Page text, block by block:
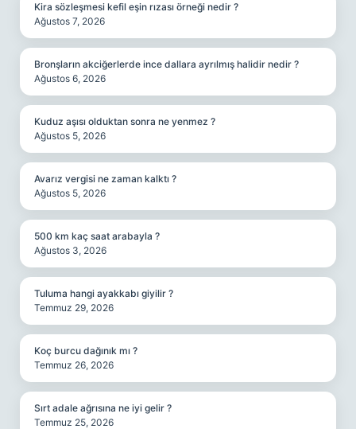
Kira sözleşmesi kefil eşin rızası örneği nedir ?
Ağustos 7, 2026
Bronşların akciğerlerde ince dallara ayrılmış halidir nedir ?
Ağustos 6, 2026
Kuduz aşısı olduktan sonra ne yenmez ?
Ağustos 5, 2026
Avarız vergisi ne zaman kalktı ?
Ağustos 5, 2026
500 km kaç saat arabayla ?
Ağustos 3, 2026
Tuluma hangi ayakkabı giyilir ?
Temmuz 29, 2026
Koç burcu dağınık mı ?
Temmuz 26, 2026
Sırt adale ağrısına ne iyi gelir ?
Temmuz 25, 2026